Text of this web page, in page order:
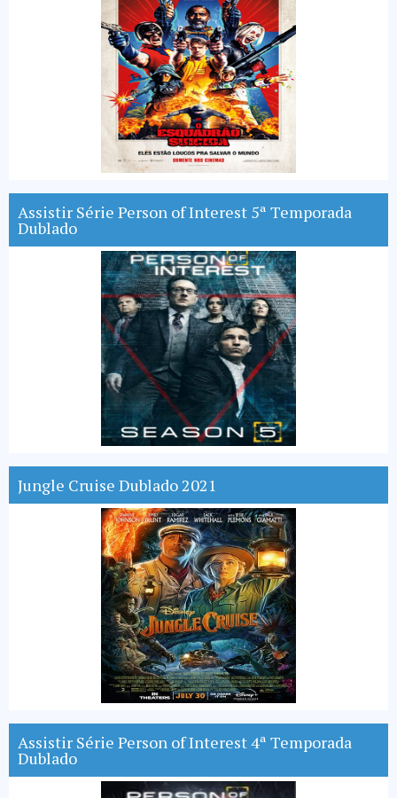
Assistir Série Person of Interest 5ª Temporada
Dublado
Jungle Cruise Dublado 2021
Assistir Série Person of Interest 4ª Temporada
Dublado